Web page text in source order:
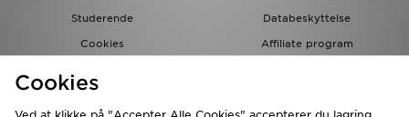
Studerende
Databeskyttelse
Cookies
Affiliate program
Cookies